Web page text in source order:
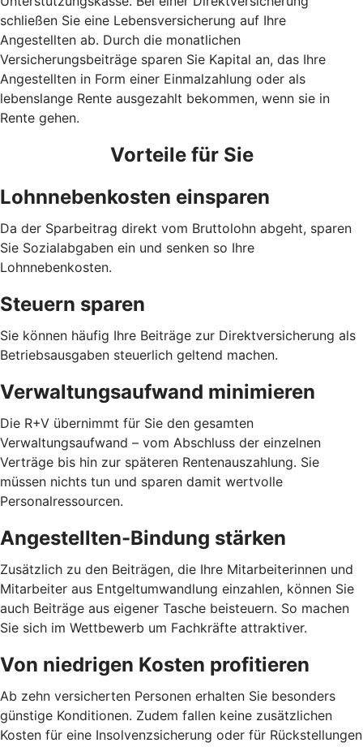
schließen Sie eine Lebensversicherung auf Ihre
Angestellten ab. Durch die monatlichen
Versicherungsbeiträge sparen Sie Kapital an, das Ihre
Angestellten in Form einer Einmalzahlung oder als
lebenslange Rente ausgezahlt bekommen, wenn sie in
Rente gehen.
Vorteile für Sie
Lohnnebenkosten einsparen
Da der Sparbeitrag direkt vom Bruttolohn abgeht, sparen
Sie Sozialabgaben ein und senken so Ihre
Lohnnebenkosten.
Steuern sparen
Sie können häufig Ihre Beiträge zur Direktversicherung als
Betriebsausgaben steuerlich geltend machen.
Verwaltungsaufwand minimieren
Die R+V übernimmt für Sie den gesamten
Verwaltungsaufwand – vom Abschluss der einzelnen
Verträge bis hin zur späteren Rentenauszahlung. Sie
müssen nichts tun und sparen damit wertvolle
Personalressourcen.
Angestellten-Bindung stärken
Zusätzlich zu den Beiträgen, die Ihre Mitarbeiterinnen und
Mitarbeiter aus Entgeltumwandlung einzahlen, können Sie
auch Beiträge aus eigener Tasche beisteuern. So machen
Sie sich im Wettbewerb um Fachkräfte attraktiver.
Von niedrigen Kosten profitieren
Ab zehn versicherten Personen erhalten Sie besonders
günstige Konditionen. Zudem fallen keine zusätzlichen
Kosten für eine Insolvenzsicherung oder für Rückstellungen